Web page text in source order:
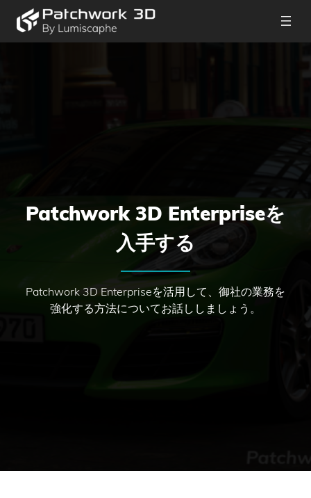
Patchwork 3D Enterpriseを
入手する
Patchwork 3D Enterpriseを活用して、御社の業務を
強化する方法についてお話ししましょう。